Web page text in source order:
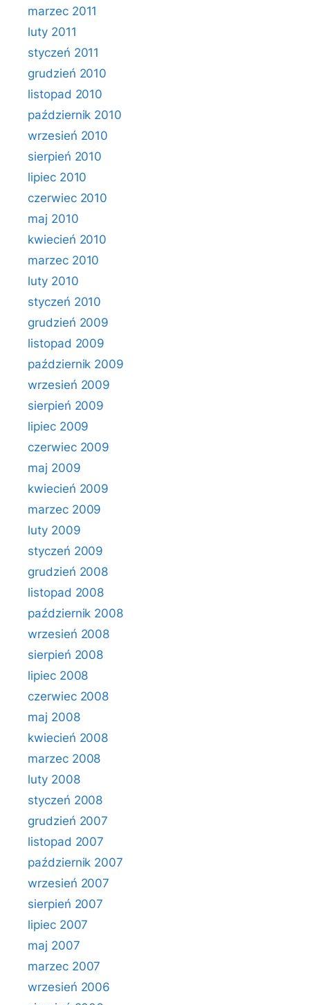
marzec 2011
luty 2011
styczeń 2011
grudzień 2010
listopad 2010
październik 2010
wrzesień 2010
sierpień 2010
lipiec 2010
czerwiec 2010
maj 2010
kwiecień 2010
marzec 2010
luty 2010
styczeń 2010
grudzień 2009
listopad 2009
październik 2009
wrzesień 2009
sierpień 2009
lipiec 2009
czerwiec 2009
maj 2009
kwiecień 2009
marzec 2009
luty 2009
styczeń 2009
grudzień 2008
listopad 2008
październik 2008
wrzesień 2008
sierpień 2008
lipiec 2008
czerwiec 2008
maj 2008
kwiecień 2008
marzec 2008
luty 2008
styczeń 2008
grudzień 2007
listopad 2007
październik 2007
wrzesień 2007
sierpień 2007
lipiec 2007
maj 2007
marzec 2007
wrzesień 2006